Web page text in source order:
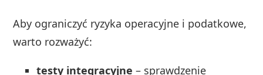
Aby ograniczyć ryzyka operacyjne i podatkowe,
warto rozważyć:
testy integracyjne – sprawdzenie